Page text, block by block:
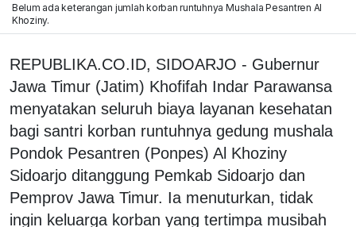
Belum ada keterangan jumlah korban runtuhnya Mushala Pesantren Al
Khoziny.
REPUBLIKA.CO.ID, SIDOARJO - Gubernur
Jawa Timur (Jatim) Khofifah Indar Parawansa
menyatakan seluruh biaya layanan kesehatan
bagi santri korban runtuhnya gedung mushala
Pondok Pesantren (Ponpes) Al Khoziny
Sidoarjo ditanggung Pemkab Sidoarjo dan
Pemprov Jawa Timur. Ia menuturkan, tidak
ingin keluarga korban yang tertimpa musibah